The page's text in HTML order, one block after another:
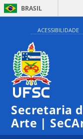
BRASIL
ACESSIBILIDADE
Secretaria
Arte |